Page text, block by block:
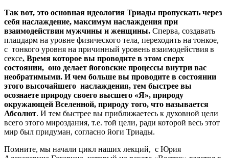
Так вот, это основная идеология Триады пропускать через
себя наслаждение, максимум наслаждения при
взаимодействии мужчины и женщины. Сперва, создавать
плацдарм на уровне физического тела, переходить на тонкое,
с тонкого уровня на причинный уровень взаимодействия в
сексе. Время которое вы проводите в этом сверх
состоянии, оно делает йоговские процессы внутри вас
необратимыми. И чем больше вы проводите в состоянии
этого высочайшего наслаждения, тем быстрее вы
осознаете природу своего высшего «Я», природу
окружающей Вселенной, природу того, что называется
Абсолют. И тем быстрее вы приближаетесь к духовной цели
всего этого мироздания, т.е. той цели, ради которой весь этот
мир был придуман, согласно йоги Триады.
Помните, мы начали цикл наших лекций, с Юрия